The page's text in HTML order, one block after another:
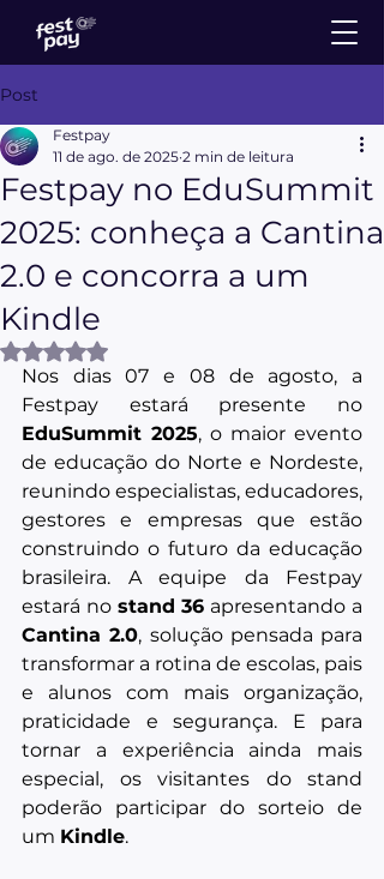
Post
Festpay no EduSummit
2025: conheça a Cantina
2.0 e concorra a um
Kindle
Festpay
11 de ago. de 2025 2 min de leitura
Avaliado com NaN de 5 estrelas.
Nos dias 07 e 08 de agosto, a
EduSummit 2025, o maior evento
de educação do Norte e Nordeste,
reunindo especialistas, educadores,
gestores e empresas que estão
construindo o futuro da educação
brasileira. A equipe da Festpay
estará no stand 36
Cantina 2.0, solução pensada para
transformar a rotina de escolas, pais
e alunos com mais organização,
praticidade e segurança. E para
tornar a experiência ainda mais
especial, os visitantes do stand
poderão participar do sorteio de
um Kindle.